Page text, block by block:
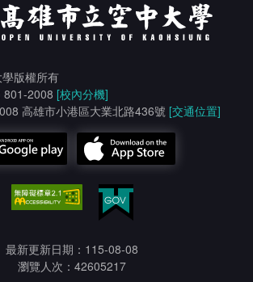
版權所有
801-2008 [校內分機]
高雄市小港區大業北路436號 [交通位置]
最新更新日期：115-08-08
瀏覽人次：42605217